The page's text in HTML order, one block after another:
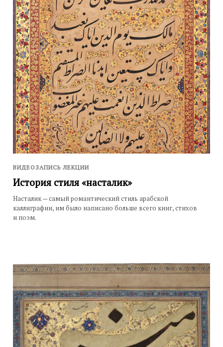
ВИДЕОЗАПИСЬ ЛЕКЦИИ
История стиля «насталик»
Насталик — самый романтический стиль арабской
каллиграфии, им было написано больше всего книг, стихов
и поэм.